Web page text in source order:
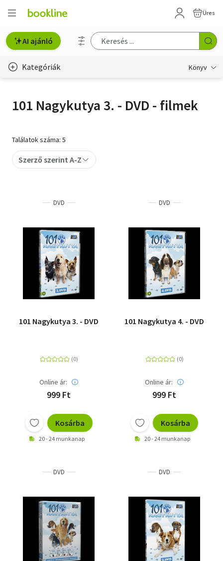
Üres
AI ajánló
Kategóriák Könyv
Erotika
Hobbi, szabadidő
Szótár, nyelvkönyv
Tankönyv, segédkönyv
Társadalomtudomány
Történelem
101 Nagykutya 3. - DVD - filmek
Találatok száma: 5
Szerző szerint A-Z
DVD
101 Nagykutya 3. - DVD
Online ár:
999 Ft
Kosárba
20 - 24 munkanap
DVD
101 Nagykutya 4. - DVD
Online ár:
999 Ft
Kosárba
20 - 24 munkanap
DVD DVD